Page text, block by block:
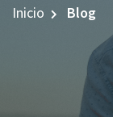
Inicio Blog